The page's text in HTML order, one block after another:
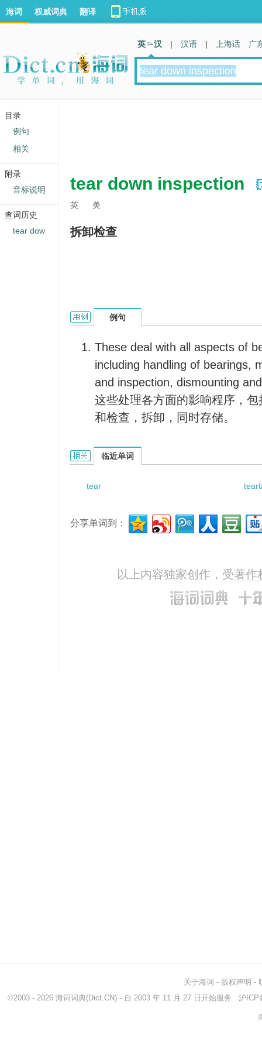
tear down inspection
英 美
拆卸检查
Tear Down Inspection的用法和样例：
例句
These deal with all aspects of
including handling of bearings,
and inspection, dismounting
这些处理各方面的影响程序，
和检查，拆卸，同时存储。
Tear Down Inspection的相关资料：
临近单词
tear
分享单词到：
以上内容独家创作，受著作
海词 权威词典 翻译
英 汉 | 汉语 | 上海话 广
关于海词 - 版权声明 -
©2003 - 2026 海词词典(Dict.CN) - 自 2003 年 11 月 27 日开始服务 沪ICP
目录
例句
相关
附录
音标说明
查词历史
tear dow